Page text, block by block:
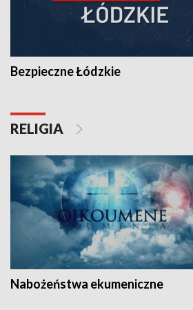
Bezpieczne Łódzkie
RELIGIA
Nabożeństwa ekumeniczne